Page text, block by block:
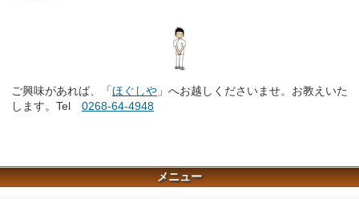
ご興味があれば、「ほぐしや 」へお越しくださいませ。お教えいた
します。Tel 0268-64-4948
メニュー